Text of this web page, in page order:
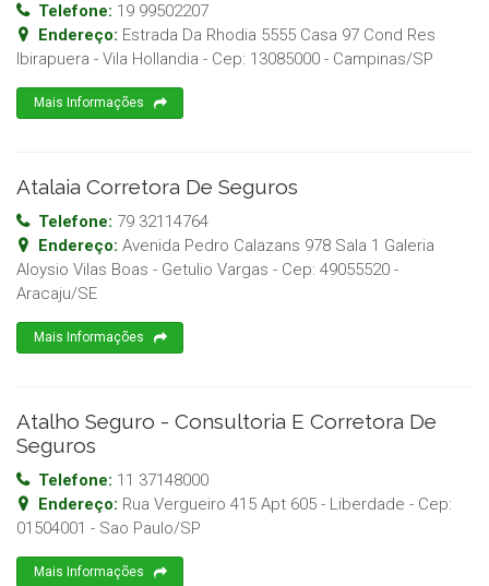
Telefone: 19 99502207
Endereço: Estrada Da Rhodia 5555 Casa 97 Cond Res
Ibirapuera - Vila Hollandia - Cep: 13085000 - Campinas/SP
Mais Informações
Atalaia Corretora De Seguros
Telefone: 79 32114764
Endereço: Avenida Pedro Calazans 978 Sala 1 Galeria
Aloysio Vilas Boas - Getulio Vargas - Cep: 49055520 -
Aracaju/SE
Mais Informações
Atalho Seguro - Consultoria E Corretora De
Seguros
Telefone: 11 37148000
Endereço: Rua Vergueiro 415 Apt 605 - Liberdade - Cep:
01504001 - Sao Paulo/SP
Mais Informações